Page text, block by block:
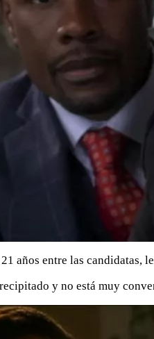
años entre las
y no está muy